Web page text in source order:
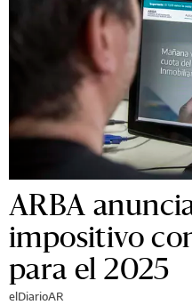
ARBA
impositivo
para el 2025
elDiarioAR